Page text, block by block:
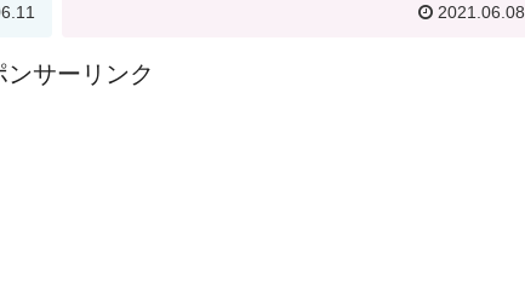
2021.06.08
ンサーリンク